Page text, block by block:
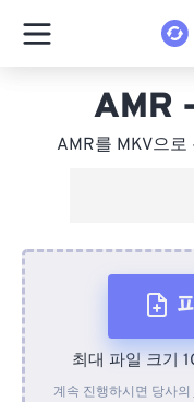
AMR
AMR를 MKV으
최대 파일 크기
계속 진행하시면 당사의